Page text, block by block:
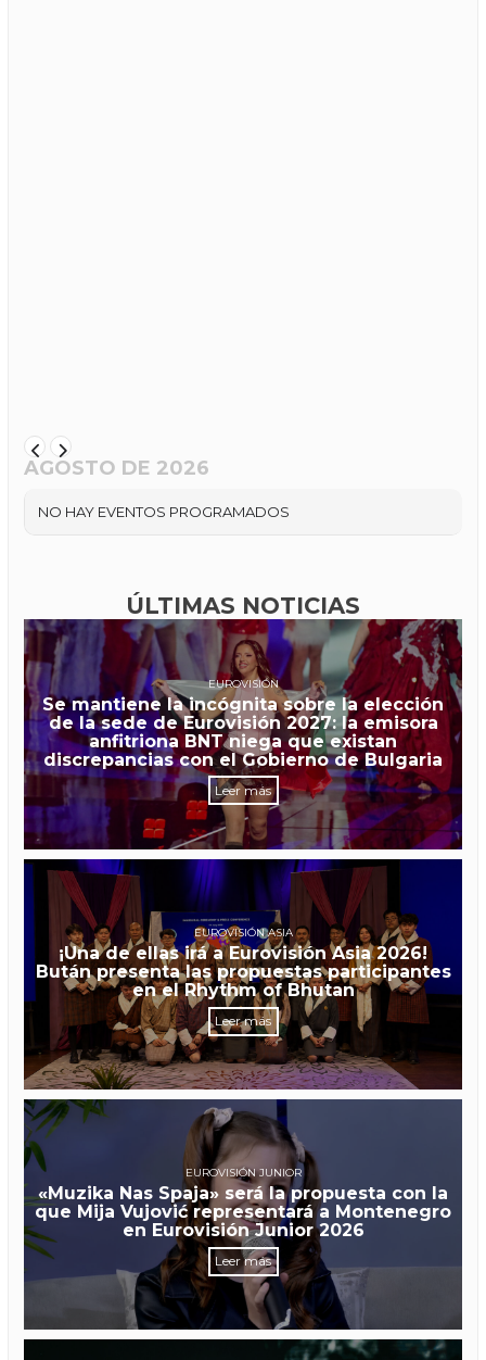
AGOSTO DE 2026
NO HAY EVENTOS PROGRAMADOS
ÚLTIMAS NOTICIAS
EUROVISIÓN
Se mantiene la incógnita sobre la elección
de la sede de Eurovisión 2027: la emisora
anfitriona BNT niega que existan
discrepancias con el Gobierno de Bulgaria
Leer más
EUROVISIÓN ASIA
¡Una de ellas irá a Eurovisión Asia 2026!
Bután presenta las propuestas participantes
en el Rhythm of Bhutan
Leer más
EUROVISIÓN JUNIOR
«Muzika Nas Spaja» será la propuesta con la
que Mija Vujović representará a Montenegro
en Eurovisión Junior 2026
Leer más